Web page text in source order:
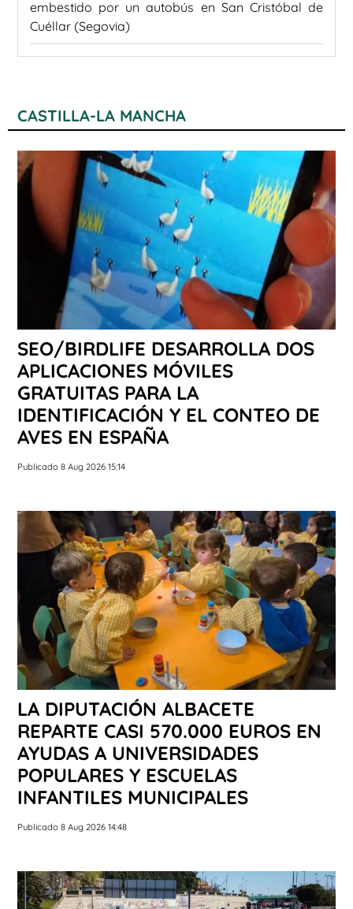
embestido por un autobús en San Cristóbal de
Cuéllar (Segovia)
CASTILLA-LA MANCHA
SEO/BIRDLIFE DESARROLLA DOS
APLICACIONES MÓVILES
GRATUITAS PARA LA
IDENTIFICACIÓN Y EL CONTEO DE
AVES EN ESPAÑA
Publicado 8 Aug 2026 15:14
LA DIPUTACIÓN ALBACETE
REPARTE CASI 570.000 EUROS EN
AYUDAS A UNIVERSIDADES
POPULARES Y ESCUELAS
INFANTILES MUNICIPALES
Publicado 8 Aug 2026 14:48